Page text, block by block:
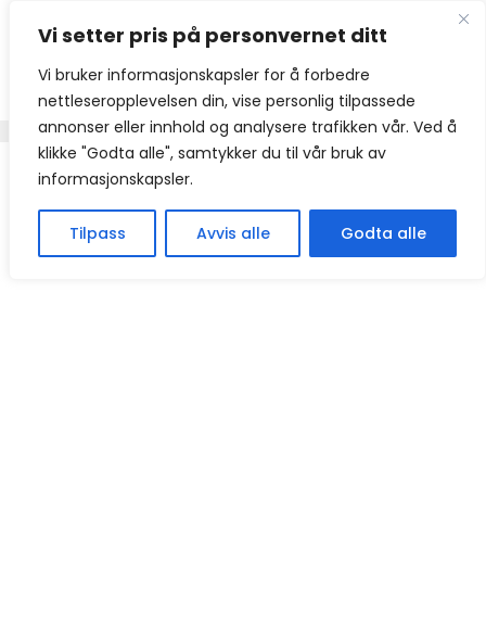
Vi setter pris på personvernet ditt
Vi bruker informasjonskapsler for å forbedre
nettleseropplevelsen din, vise personlig tilpassede
annonser eller innhold og analysere trafikken vår. Ved å
klikke "Godta alle", samtykker du til vår bruk av
informasjonskapsler.
Tilpass Avvis alle Godta alle
innhold